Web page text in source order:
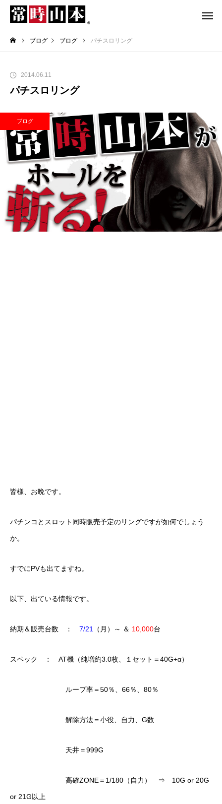
ブログ ブログ パチスロリング
2014.06.11
パチスロリング
ブログ
皆様、お晩です。
パチンコとスロット同時販売予定のリングですが如何でしょう
か。
すでにPVも出てますね。
以下、出ている情報です。
納期＆販売台数 ： 7/21 （月）～ ＆ 10,000台
スペック ： AT機（純増約3.0枚、１セット＝40G+α）
ループ率＝50％、66％、80％
解除方法＝小役、自力、G数
天井＝999G
高確ZONE＝1/180（自力） ⇒ 10G or 20G
or 21G以上